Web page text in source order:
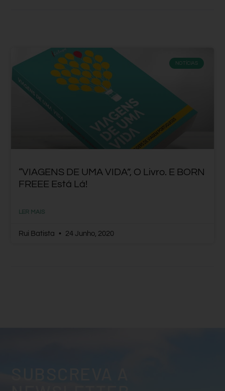
NOTÍCIAS
“VIAGENS DE UMA VIDA”, O Livro. E BORN
FREEE Está Lá!
LER MAIS
Rui Batista 24 Junho, 2020